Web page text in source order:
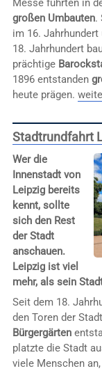
Messe führten in
großen Umbauten.
im 16. Jahrhundert
18. Jahrhundert
prächtige
1896 entstanden
heute prägen.
Stadtrundfahrt
Wer die
Innenstadt von
Leipzig bereits
kennt, sollte
sich den Rest
der Stadt
anschauen.
Leipzig ist viel
mehr, als sein
Seit dem 18.
den Toren der
Bürgergärten
platzte die Stadt
viele Menschen